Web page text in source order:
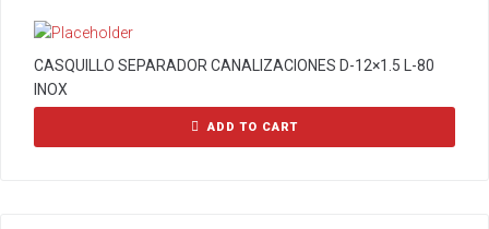
CASQUILLO SEPARADOR CANALIZACIONES D-12×1.5 L-80
INOX
ADD TO CART